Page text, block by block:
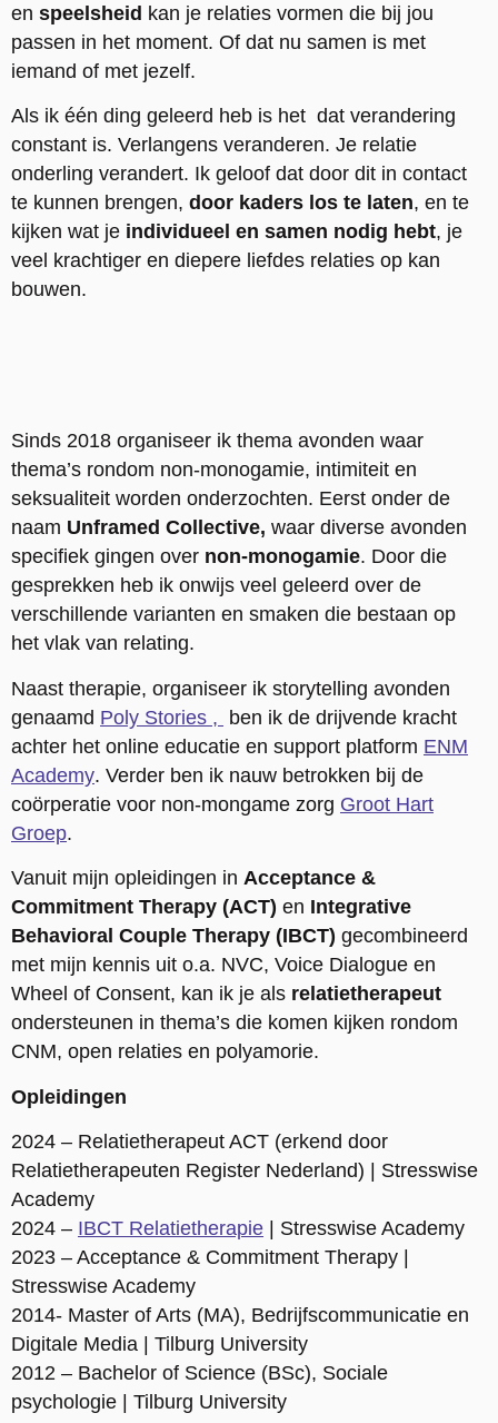
en speelsheid kan je relaties vormen die bij jou
passen in het moment. Of dat nu samen is met
iemand of met jezelf.
Als ik één ding geleerd heb is het dat verandering
constant is. Verlangens veranderen. Je relatie
onderling verandert. Ik geloof dat door dit in contact
te kunnen brengen, door kaders los te laten, en te
kijken wat je individueel en samen nodig hebt, je
veel krachtiger en diepere liefdes relaties op kan
bouwen.
Sinds 2018 organiseer ik thema avonden waar
thema’s rondom non-monogamie, intimiteit en
seksualiteit worden onderzochten. Eerst onder de
naam Unframed Collective, waar diverse avonden
specifiek gingen over non-monogamie. Door die
gesprekken heb ik onwijs veel geleerd over de
verschillende varianten en smaken die bestaan op
het vlak van relating.
Naast therapie, organiseer ik storytelling avonden
genaamd Poly Stories , ben ik de drijvende kracht
achter het online educatie en support platform ENM
Academy. Verder ben ik nauw betrokken bij de
coörperatie voor non-mongame zorg Groot Hart
Groep.
Vanuit mijn opleidingen in Acceptance &
Commitment Therapy (ACT) en Integrative
Behavioral Couple Therapy (IBCT) gecombineerd
met mijn kennis uit o.a. NVC, Voice Dialogue en
Wheel of Consent, kan ik je als relatietherapeut
ondersteunen in thema’s die komen kijken rondom
CNM, open relaties en polyamorie.
Opleidingen
2024 – Relatietherapeut ACT (erkend door
Relatietherapeuten Register Nederland) | Stresswise
Academy
2024 – IBCT Relatietherapie | Stresswise Academy
2023 – Acceptance & Commitment Therapy |
Stresswise Academy
2014- Master of Arts (MA), Bedrijfscommunicatie en
Digitale Media | Tilburg University
2012 – Bachelor of Science (BSc), Sociale
psychologie | Tilburg University